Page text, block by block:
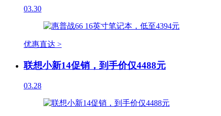
03.30
优惠直达 >
联想小新14促销，到手价仅4488元
03.28